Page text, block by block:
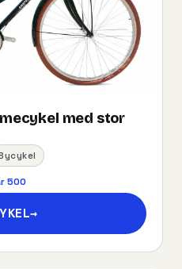
med stor
500
→